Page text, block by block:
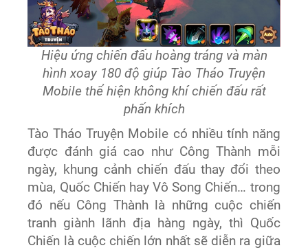
Hiệu ứng chiến đấu hoàng tráng và màn
hình xoay 180 độ giúp Tào Tháo Truyện
Mobile thể hiện không khí chiến đấu rất
phấn khích
Tào Tháo Truyện Mobile có nhiều tính năng
được đánh giá cao như Công Thành mỗi
ngày, khung cảnh chiến đấu thay đổi theo
mùa, Quốc Chiến hay Vô Song Chiến… trong
đó nếu Công Thành là những cuộc chiến
tranh giành lãnh địa hàng ngày, thì Quốc
Chiến là cuộc chiến lớn nhất sẽ diễn ra giữa